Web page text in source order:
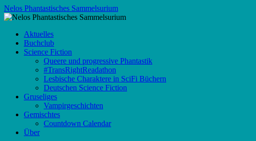
Zum
Inhalt
Nelos Phantastisches Sammelsurium
Aktuelles
Buchclub
Science Fiction
Queere und progressive Phantastik
#TransRightReadathon
Lesbische Charaktere in SciFi Büchern
Deutschen Science Fiction
Gruseliges
Vampirgeschichten
Gemischtes
Countdown Calendar
Über